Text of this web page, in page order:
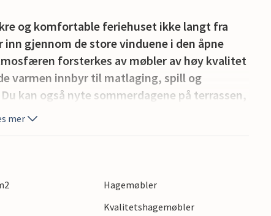
og komfortable feriehuset ikke langt fra
gjennom de store vinduene i den åpne
forsterkes av møbler av høy kvalitet
varmen innbyr til matlaging, spill og
kan også nyte sommerdagene på terrassen,
i Kattegat. Oppdag øya i Kattegat, som er et
stranden og har også fiskemuligheter i
mer
Hagemøbler
Kvalitetshagemøbler